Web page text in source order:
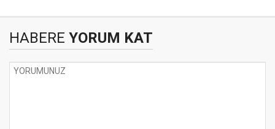
HABERE YORUM KAT